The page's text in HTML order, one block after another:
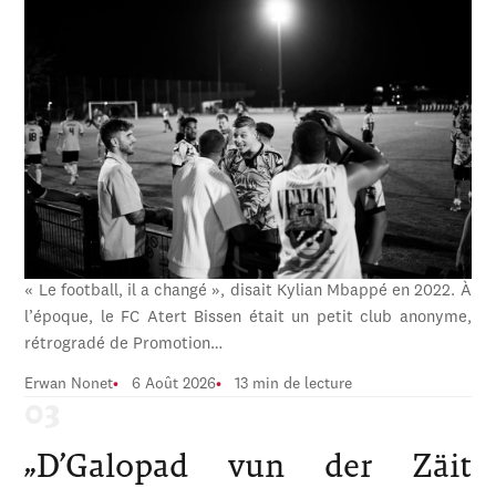
« Le football, il a changé », disait Kylian Mbappé en 2022. À
l’époque, le FC Atert Bissen était un petit club anonyme,
rétrogradé de Promotion…
Erwan Nonet 6 Août 2026 13 min de lecture
„D’Galopad vun der Zäit